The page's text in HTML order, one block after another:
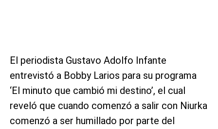
El periodista Gustavo Adolfo Infante
entrevistó a Bobby Larios para su programa
‘El minuto que cambió mi destino’, el cual
reveló que cuando comenzó a salir con Niurka
comenzó a ser humillado por parte del